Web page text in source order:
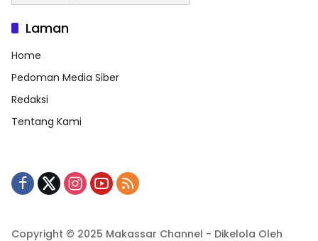
Laman
Home
Pedoman Media Siber
Redaksi
Tentang Kami
Copyright © 2025 Makassar Channel - Dikelola Oleh